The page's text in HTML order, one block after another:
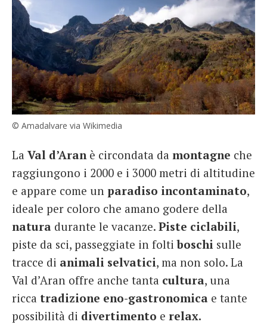
© Amadalvare via Wikimedia
La Val d’Aran è circondata da montagne che
raggiungono i 2000 e i 3000 metri di altitudine
e appare come un paradiso incontaminato,
ideale per coloro che amano godere della
natura durante le vacanze. Piste ciclabili,
piste da sci, passeggiate in foltiboschi sulle
tracce di animali selvatici, ma non solo. La
Val d’Aran offre anche tanta cultura, una
ricca tradizione eno-gastronomica e tante
possibilità di divertimento e relax.